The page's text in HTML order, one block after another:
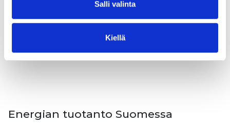
Salli valinta
Kiellä
on yksi merkittävimmistä energian kuluttajista. Energiaa
kuluu lämpönä raittiin sisäilman lämmittämiseen sekä
Lue lisää
Energian tuotanto Suomessa